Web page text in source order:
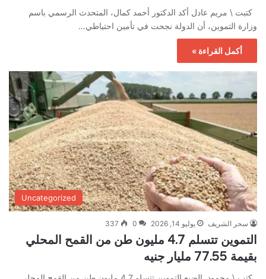
كتبت \ مريم عادل أكد الدكتور أحمد كمال، المتحدث الرسمي باسم
وزارة التموين، أن الدولة نجحت في تأمين احتياطي…
أكمل القراءة »
Uncategorized
سحر الشريف يوليو 14, 2026 0
337
التموين تتسلم 4.7 مليون طن من القمح المحلي
بقيمة 77.55 مليار جنيه